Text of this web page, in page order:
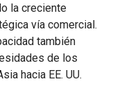
la creciente
vía comercial.
también
de los
hacia EE. UU.